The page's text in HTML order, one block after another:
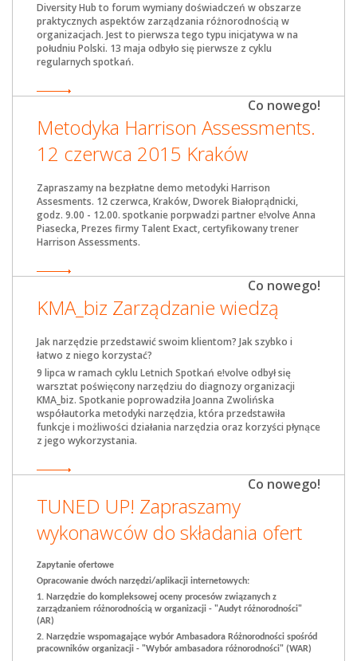
Diversity Hub to forum wymiany doświadczeń w obszarze
praktycznych aspektów zarządzania różnorodnością w
organizacjach. Jest to pierwsza tego typu inicjatywa w na
południu Polski. 13 maja odbyło się pierwsze z cyklu
regularnych spotkań.
Co nowego!
Metodyka Harrison Assessments.
12 czerwca 2015 Kraków
Zapraszamy na bezpłatne demo metodyki Harrison
Assesments. 12 czerwca, Kraków, Dworek Białoprądnicki,
godz. 9.00 - 12.00. spotkanie porpwadzi partner e!volve Anna
Piasecka, Prezes firmy Talent Exact, certyfikowany trener
Harrison Assessments.
Co nowego!
KMA_biz Zarządzanie wiedzą
Jak narzędzie przedstawić swoim klientom? Jak szybko i
łatwo z niego korzystać?
9 lipca w ramach cyklu Letnich Spotkań e!volve odbył się
warsztat poświęcony narzędziu do diagnozy organizacji
KMA_biz. Spotkanie poprowadziła Joanna Zwolińska
współautorka metodyki narzędzia, która przedstawiła
funkcje i możliwości działania narzędzia oraz korzyści płynące
z jego wykorzystania.
Co nowego!
TUNED UP! Zapraszamy
wykonawców do składania ofert
Zapytanie ofertowe
Opracowanie dwóch narzędzi/aplikacji internetowych:
1. Narzędzie do kompleksowej oceny procesów związanych z
zarządzaniem różnorodnością w organizacji - "Audyt różnorodności"
(AR)
2. Narzędzie wspomagające wybór Ambasadora Różnorodności spośród
pracowników organizacji - "Wybór ambasadora różnorodności" (WAR)